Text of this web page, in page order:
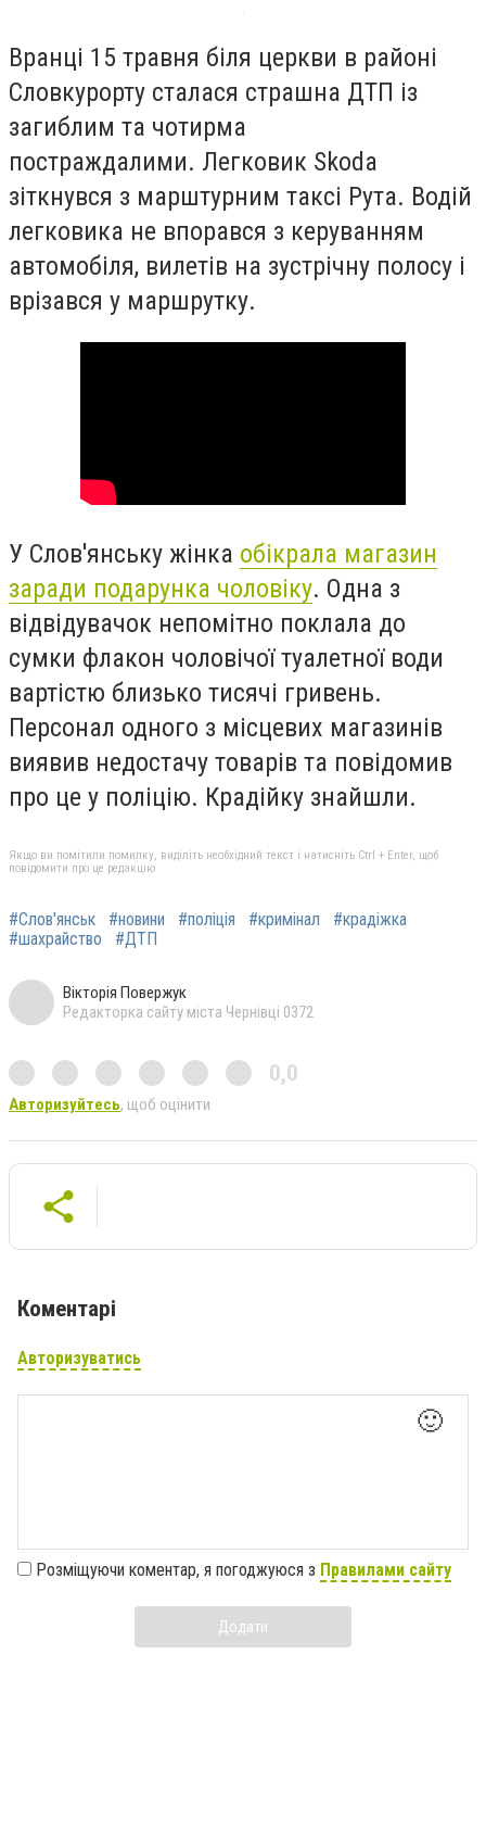
Вранці 15 травня біля церкви в районі
Словкурорту сталася страшна ДТП із
загиблим та чотирма
постраждалими. Легковик Skoda
зіткнувся з марштурним таксі Рута. Водій
легковика не впорався з керуванням
автомобіля, вилетів на зустрічну полосу і
врізався у маршрутку.
У Слов'янську жінка обікрала магазин
заради подарунка чоловіку. Одна з
відвідувачок непомітно поклала до
сумки флакон чоловічої туалетної води
вартістю близько тисячі гривень.
Персонал одного з місцевих магазинів
виявив недостачу товарів та повідомив
про це у поліцію. Крадійку знайшли.
Якщо ви помітили помилку, виділіть необхідний текст і натисніть Ctrl + Enter, щоб
повідомити про це редакцію
#Слов'янськ #новини #поліція #кримінал
#крадіжка
#шахрайство
#ДТП
Вікторія Повержук
Редакторка сайту міста Чернівці 0372
0,0
Авторизуйтесь, щоб оцінити
Коментарі
Авторизуватись
🙂
Розміщуючи коментар, я погоджуюся з Правилами сайту
Додати